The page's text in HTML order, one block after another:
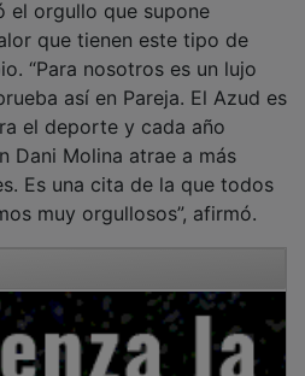
el Acuatlón Dani Molina
y consolidación como una de
del verano en la provincia